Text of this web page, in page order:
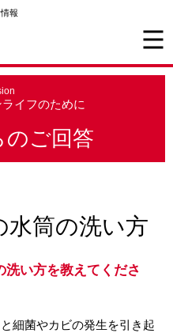
報
イフのために
のご回答
水筒の洗い方
洗い方を教えてくださ
細菌やカビの発生を引き起